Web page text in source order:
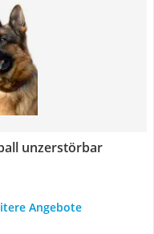
unzerstörbar
Angebote